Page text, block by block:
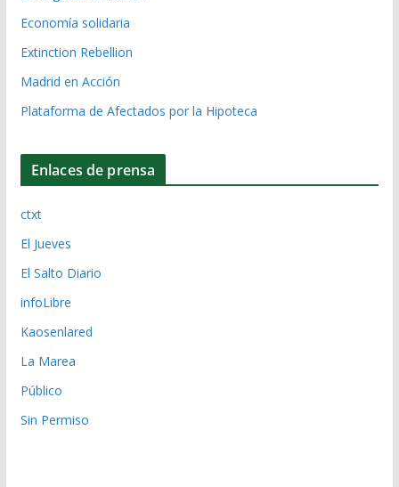
Economía solidaria
Extinction Rebellion
Madrid en Acción
Plataforma de Afectados por la Hipoteca
Enlaces de prensa
ctxt
El Jueves
El Salto Diario
infoLibre
Kaosenlared
La Marea
Público
Sin Permiso